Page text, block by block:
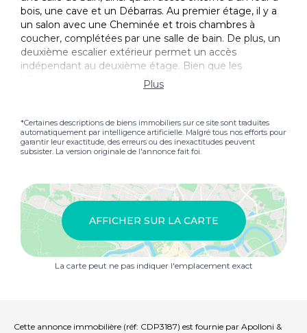
bois, une cave et un Débarras. Au premier étage, il y a
un salon avec une Cheminée et trois chambres à
coucher, complétées par une salle de bain. De plus, un
deuxième escalier extérieur permet un accès
indépendant au deuxième étage. Bien que les
bâtiments aient été partiellement restaurés, une
certaine modernisation est nécessaire pour réaliser
trouve un Piscine et deux dépendances séparées. La
première est une ancienne cabane agricole de 76
mètres carrés, divisée en une salle Appartement de
est un bâtiment de 22 mètres carrés qui comprend un
Garage, une salle de bain et une cave. Cette maison est
une solution idéale pour ceux qui souhaitent vivre dans
un environnement paisible et panoramique tout en
bénéficiant des services à proximité. Avec quelques
rénovations, la propriété a un grand potentiel pour
devenir une charmante résidence privée ou Résidence
deux étages avec 2 annexes (98 m2/1054 m2)
Plus
*Certaines descriptions de biens immobiliers sur ce site sont traduites
automatiquement par intelligence artificielle. Malgré tous nos efforts pour
garantir leur exactitude, des erreurs ou des inexactitudes peuvent
subsister. La version originale de l'annonce fait foi.
AFFICHER SUR LA CARTE
La carte peut ne pas indiquer l'emplacement exact
Cette annonce immobilière (réf: CDP3187) est fournie par Apolloni &